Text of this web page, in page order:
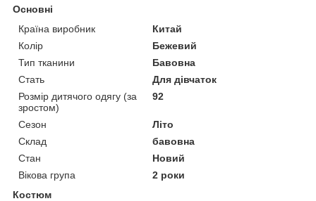
Основні
Країна виробник
Китай
Колір
Бежевий
Тип тканини
Бавовна
Стать
Для дівчаток
Розмір дитячого одягу (за
зростом)
92
Сезон
Літо
Склад
бавовна
Стан
Новий
Вікова група
2 роки
Костюм